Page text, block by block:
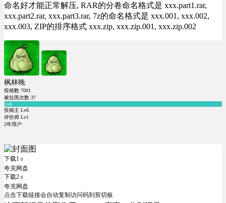
命名好才能正常解压, RAR的分卷命名格式是 xxx.part1.rar,
xxx.part2.rar, xxx.part3.rar, 7z的命名格式是 xxx.001, xxx.002,
xxx.003, ZIP的排序格式 xxx.zip, xxx.zip.001, xxx.zip.002
枫林晚
投稿数 7001
被拉黑次数 37
Lv6
投稿主 Lv6
评价师 Lv1
2年用户
下载1 0
夸克网盘
下载2 0
夸克网盘
点击下载链接会自动复制访问码到剪切板